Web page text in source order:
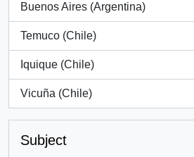
Buenos Aires (Argentina)
, 7 results
Temuco (Chile)
, 7 results
Iquique (Chile)
, 7 results
Vicuña (Chile)
, 7 results
Subject